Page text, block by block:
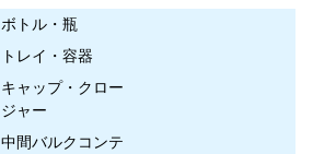
ボトル・瓶
トレイ・容器
キャップ・クロー
ジャー
中間バルクコンテ